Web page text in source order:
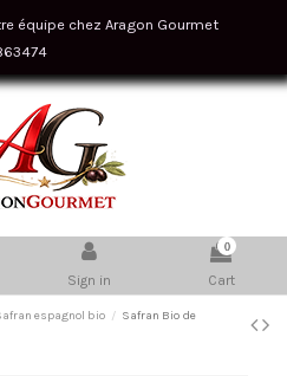
équipe chez Aragon Gourmet
Sign in
0
Cart
espagnol bio
Safran Bio de